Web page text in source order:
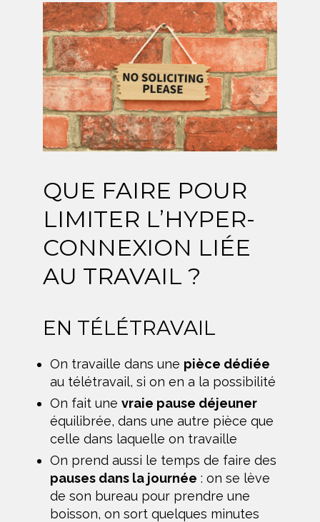
QUE FAIRE POUR
LIMITER L’HYPER-
CONNEXION LIÉE
AU TRAVAIL ?
EN TÉLÉTRAVAIL
On travaille dans une pièce dédiée
au télétravail, si on en a la possibilité
On fait une vraie pause déjeuner
équilibrée, dans une autre pièce que
celle dans laquelle on travaille
On prend aussi le temps de faire des
pauses dans la journée : on se lève
de son bureau pour prendre une
boisson, on sort quelques minutes